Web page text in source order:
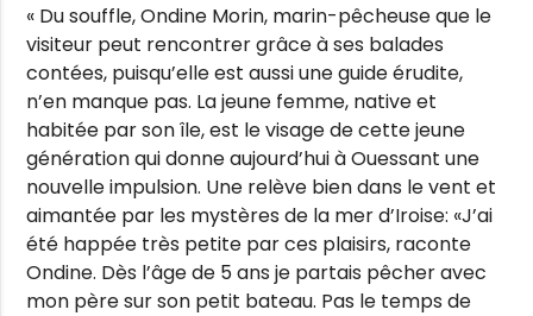
« Du souffle, Ondine Morin, marin-pêcheuse que le
visiteur peut rencontrer grâce à ses balades
contées, puisqu’elle est aussi une guide érudite,
n’en manque pas. La jeune femme, native et
habitée par son île, est le visage de cette jeune
génération qui donne aujourd’hui à Ouessant une
nouvelle impulsion. Une relève bien dans le vent et
aimantée par les mystères de la mer d’Iroise: «J’ai
été happée très petite par ces plaisirs, raconte
Ondine. Dès l’âge de 5 ans je partais pêcher avec
mon père sur son petit bateau. Pas le temps de